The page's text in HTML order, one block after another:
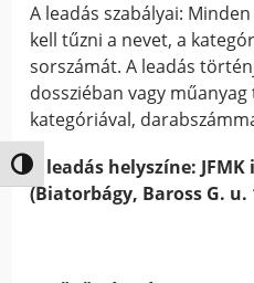
Nagy kontraszt váltása
A leadás szabályai:
kell tűzni a nevet, a
sorszámát. A leadás
dossziéban vagy műanyag
kategóriával,
A leadás helyszíne:
(Biatorbágy, Baross G. u.